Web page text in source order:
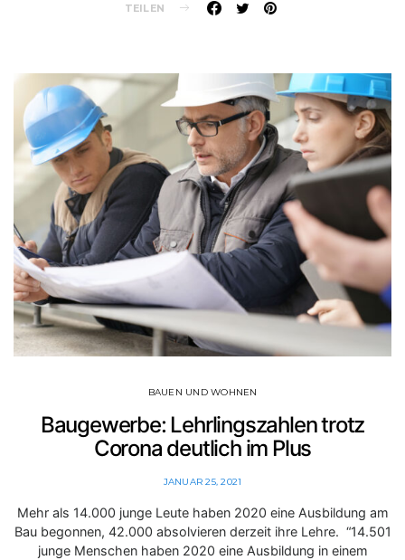
TEILEN
BAUEN UND WOHNEN
Baugewerbe: Lehrlingszahlen trotz
Corona deutlich im Plus
JANUAR 25, 2021
Mehr als 14.000 junge Leute haben 2020 eine Ausbildung am
Bau begonnen, 42.000 absolvieren derzeit ihre Lehre. “14.501
junge Menschen haben 2020 eine Ausbildung in einem